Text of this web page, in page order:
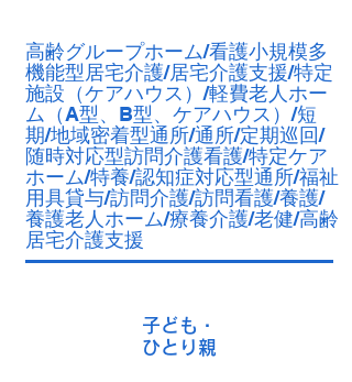
高齢グループホーム/看護小規模多
機能型居宅介護/居宅介護支援/特定
施設（ケアハウス）/軽費老人ホー
ム（A型、B型、ケアハウス）/短
期/地域密着型通所/通所/定期巡回/
随時対応型訪問介護看護/特定ケア
ホーム/特養/認知症対応型通所/福祉
用具貸与/訪問介護/訪問看護/養護/
養護老人ホーム/療養介護/老健/高齢
居宅介護支援
子ども・
ひとり親